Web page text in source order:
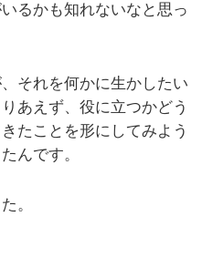
るかも知れないなと思っ
それを何かに生かしたい
あえず、役に立つかどう
たことを形にしてみよう
んです。
。